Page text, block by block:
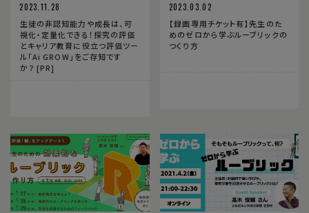
2023.11.28
生徒の非認知能力や成長は、可
視化・定量化できる！探究の評価
とキャリア教育に役立つ評価ツー
ル「Ai GROW」をご存知です
か？ [PR]
2023.03.02
【録画専用チケット有】先生のた
めのゼロから学ぶルーブリックの
つくり方